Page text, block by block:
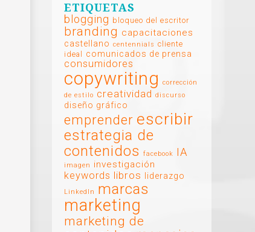
ETIQUETAS
blogging bloqueo del escritor
branding capacitaciones
castellano centennials cliente
ideal
comunicados de prensa
consumidores
copywriting
corrección
de estilo creatividad discurso
diseño gráfico
emprender escribir
estrategia de
contenidos
facebook IA
imagen investigación
keywords libros liderazgo
LinkedIn marcas
marketing
marketing de